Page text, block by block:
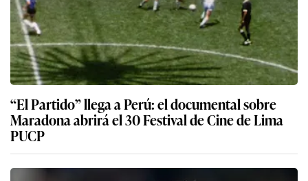
“El Partido” llega a Perú: el documental sobre
Maradona abrirá el 30 Festival de Cine de Lima
PUCP